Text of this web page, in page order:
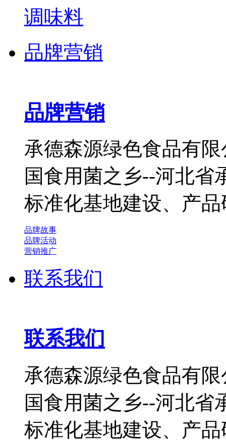
调味料
品牌营销
品牌营销
承德森源绿色食品有
国食用菌之乡--河北省
标准化基地建设、产
品牌故事
品牌活动
营销推广
联系我们
联系我们
承德森源绿色食品有
国食用菌之乡--河北省
标准化基地建设、产